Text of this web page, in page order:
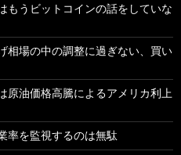
もうビットコインの話をしていな
相場の中の調整に過ぎない、買い
原油価格高騰によるアメリカ利上
率を監視するのは無駄